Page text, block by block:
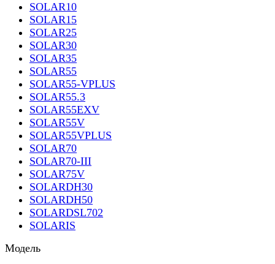
SOLAR10
SOLAR15
SOLAR25
SOLAR30
SOLAR35
SOLAR55
SOLAR55-VPLUS
SOLAR55.3
SOLAR55EXV
SOLAR55V
SOLAR55VPLUS
SOLAR70
SOLAR70-III
SOLAR75V
SOLARDH30
SOLARDH50
SOLARDSL702
SOLARIS
Модель